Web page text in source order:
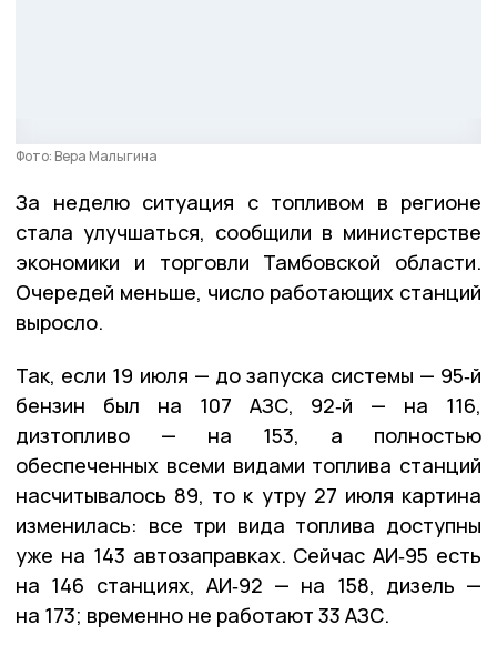
Фото: Вера Малыгина
За неделю ситуация с топливом в регионе
стала улучшаться, сообщили в министерстве
экономики и торговли Тамбовской области.
Очередей меньше, число работающих станций
выросло.
Так, если 19 июля — до запуска системы — 95‑й
бензин был на 107 АЗС, 92‑й — на 116,
дизтопливо — на 153, а полностью
обеспеченных всеми видами топлива станций
насчитывалось 89, то к утру 27 июля картина
изменилась: все три вида топлива доступны
уже на 143 автозаправках. Сейчас АИ‑95 есть
на 146 станциях, АИ‑92 — на 158, дизель —
на 173; временно не работают 33 АЗС.